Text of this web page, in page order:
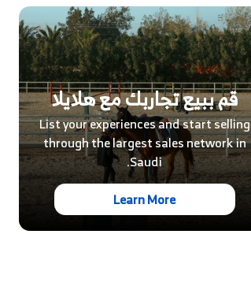
قم ببيع تجاربك مع هلايلا
List your experiences and start selling
through the largest sales network in
Saudi.
Learn More